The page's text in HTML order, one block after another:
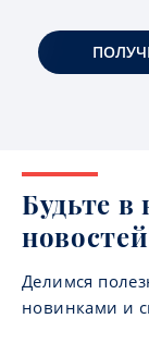
Будьте в
Делимся
новинками и